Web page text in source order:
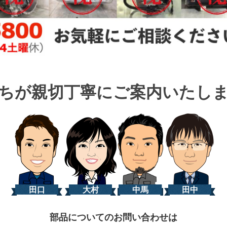
が親切丁寧にご案内いたし
田口 大村 中馬 田中
部品についてのお問い合わせは